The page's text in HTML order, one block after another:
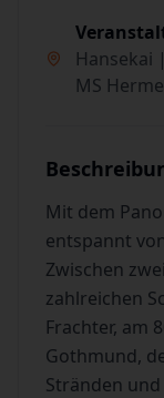
Hansekai
MS
Mit dem
entspannt
Zwischen
zahlreichen
Frachter, am
Gothmund,
Stränden